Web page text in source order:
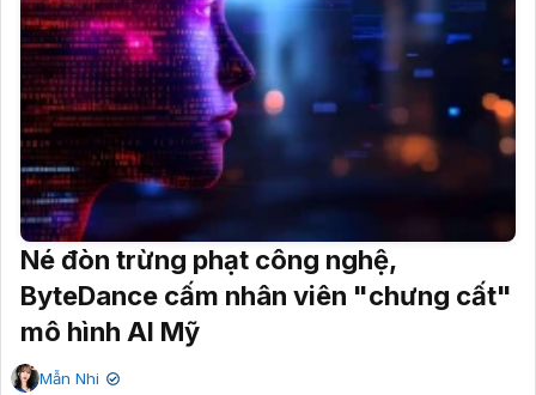
Né đòn trừng phạt công nghệ,
ByteDance cấm nhân viên "chưng cất"
mô hình AI Mỹ
Mẫn Nhi ✔